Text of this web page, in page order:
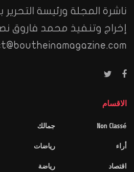
ناشرة المجلة ورئيسة التحرير
إخراج وتنفيذ محمد فاروق
الاقسام
Non Classé
أراء
اقتصاد
جمالك
رياضات
رياضة